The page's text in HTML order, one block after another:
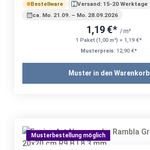
Bestellware
Versand: 15-20 Werktage
ca. Mo. 21.09. – Mo. 28.09.2026
1,19 €* / m²
1 Paket (1,00 m²) = 1,19 €*
Musterpreis: 12,90 €*
Muster in den Warenkorb
Musterbestellung möglich